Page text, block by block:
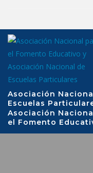
contenido
Asociación
Escuelas
Asociación
el Fomento